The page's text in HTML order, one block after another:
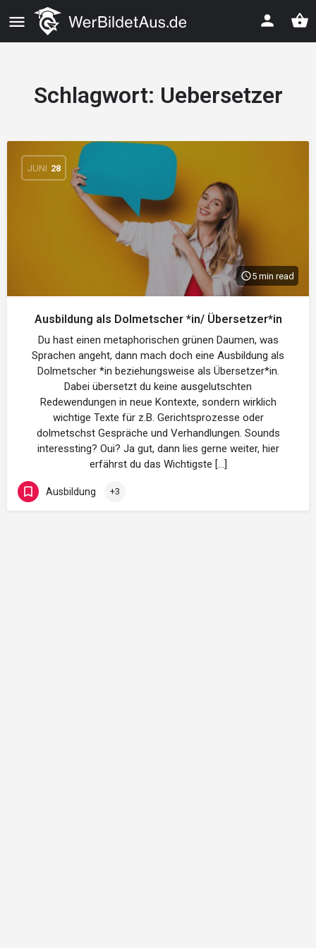
Schlagwort: Uebersetzer
JUNI 28
5 min read
Ausbildung als Dolmetscher *in/ Übersetzer*in
Du hast einen metaphorischen grünen Daumen, was
Sprachen angeht, dann mach doch eine Ausbildung als
Dolmetscher *in beziehungsweise als Übersetzer*in.
Dabei übersetzt du keine ausgelutschten
Redewendungen in neue Kontexte, sondern wirklich
wichtige Texte für z.B. Gerichtsprozesse oder
dolmetschst Gespräche und Verhandlungen. Sounds
interessting? Oui? Ja gut, dann lies gerne weiter, hier
erfährst du das Wichtigste […]
Ausbildung +3